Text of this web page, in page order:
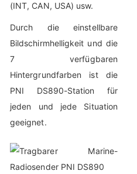
(INT, CAN, USA) usw.
Durch die einstellbare
Bildschirmhelligkeit und die
7 verfügbaren
Hintergrundfarben ist die
PNI DS890-Station für
jeden und jede Situation
geeignet.